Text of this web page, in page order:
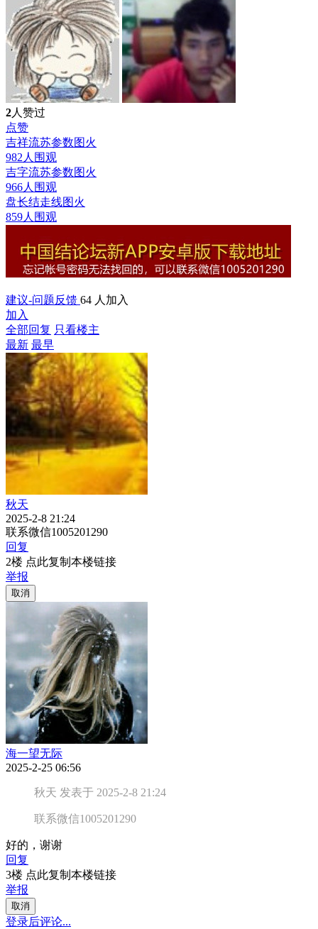
2人赞过
点赞
吉祥流苏参数图火
982人围观
吉字流苏参数图火
966人围观
盘长结走线图火
859人围观
建议-问题反馈 64 人加入
加入
全部回复 只看楼主
最新 最早
秋天
2025-2-8 21:24
联系微信1005201290
回复
2楼 点此复制本楼链接
举报
取消
海一望无际
2025-2-25 06:56
秋天 发表于 2025-2-8 21:24
联系微信1005201290
好的，谢谢
回复
3楼 点此复制本楼链接
举报
取消
登录后评论...